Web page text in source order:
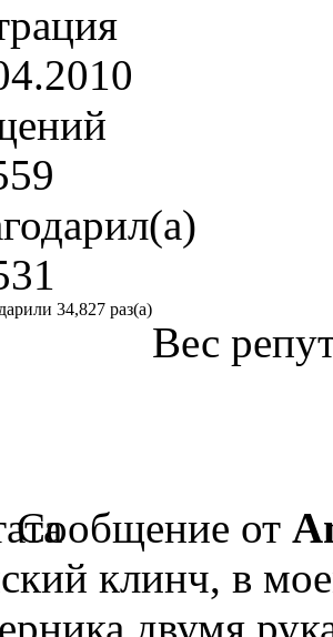
34,827 раз(а)
Вес
Сообщение от
клинч, в